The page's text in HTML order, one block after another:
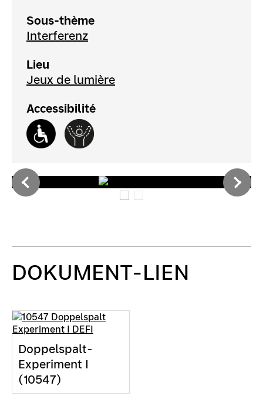
Sous-thème
Interferenz
Lieu
Jeux de lumière
Accessibilité
DOKUMENT-LIEN
Doppelspalt-
Experiment I
(10547)